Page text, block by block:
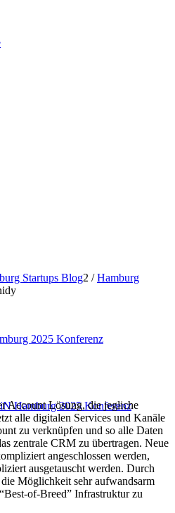
2025 Konferenz
Hamburg 2025 Konferenz
Startups Blog2 / Hamburg
Account Lösung, die jegliche
alle digitalen Services und Kanäle
zu verknüpfen und so alle Daten
zentrale CRM zu übertragen. Neue
angeschlossen werden,
ausgetauscht werden. Durch
Möglichkeit sehr aufwandsarm
of-Breed” Infrastruktur zu